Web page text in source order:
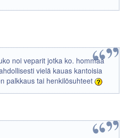
noi veparit jotka ko. hommaa
vielä kauas kantoisia
palkkaus tai henkilösuhteet